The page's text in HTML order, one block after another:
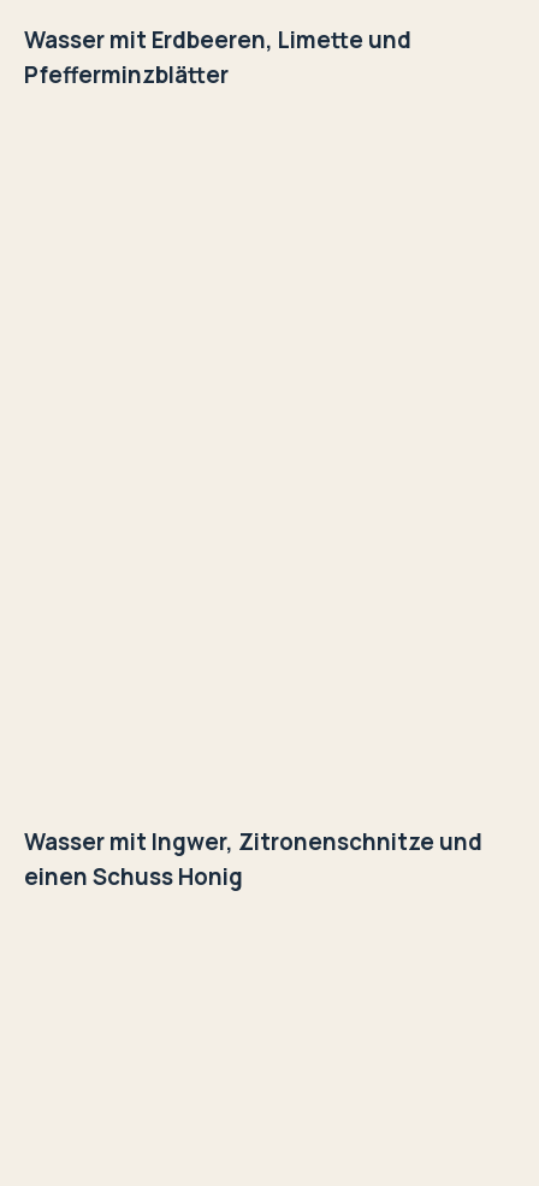
Wasser mit Erdbeeren, Limette und
Pfefferminzblätter
Wasser mit Ingwer, Zitronenschnitze und
einen Schuss Honig